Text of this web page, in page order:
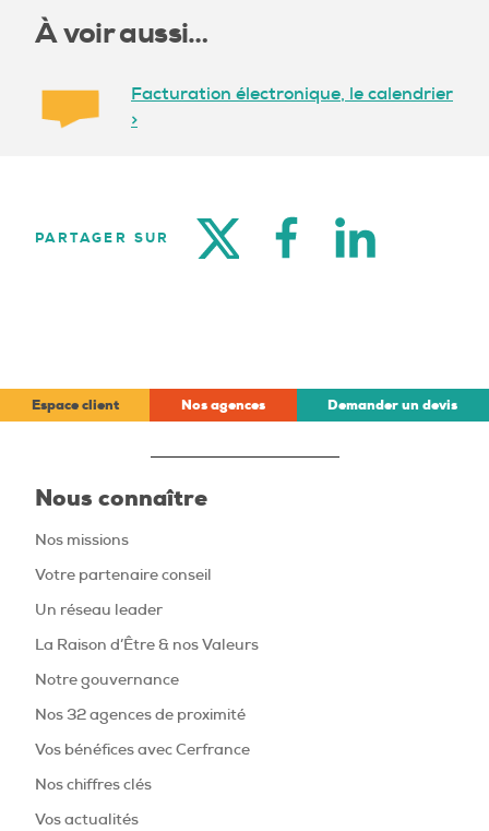
À voir aussi…
Facturation électronique, le calendrier
>
PARTAGER SUR
TWITTER FACEBOOK
Espace client Nos agences Demander un devis
Nous connaître
Nos missions
Votre partenaire conseil
Un réseau leader
La Raison d’Être & nos Valeurs
Notre gouvernance
Nos 32 agences de proximité
Vos bénéfices avec Cerfrance
Nos chiffres clés
Vos actualités